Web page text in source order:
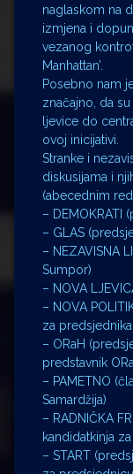
naglaskom na
izmjena i
vezanog
Manhattan’.
Posebno nam
značajno, da
ljevice do
ovoj inicijativi.
Stranke i
diskusijama i
(abecednim
– DEMOKRATI
– GLAS
– NEZAVISNA
Sumpor)
– NOVA
– NOVA
za predsjednika
– ORaH
predstavnik
– PAMETNO
Samardžija)
– RADNIČKA
kandidatkinja
– START